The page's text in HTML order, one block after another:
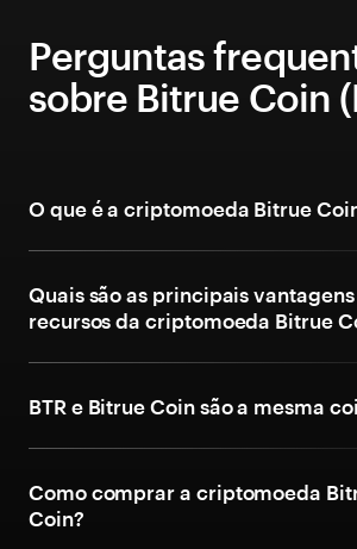
Perguntas
sobre Bitrue Coin
O que é a criptomoeda Bitrue
Quais são as principais vantagens
recursos da criptomoeda Bitrue
BTR e Bitrue Coin são a mesma
Como comprar a criptomoeda
Coin?